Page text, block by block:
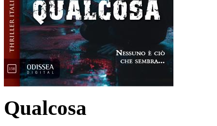
Qualcosa